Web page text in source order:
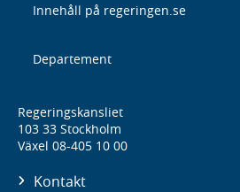
Innehåll på regeringen.se
Departement
Regeringskansliet
103 33 Stockholm
Växel 08-405 10 00
Kontakt